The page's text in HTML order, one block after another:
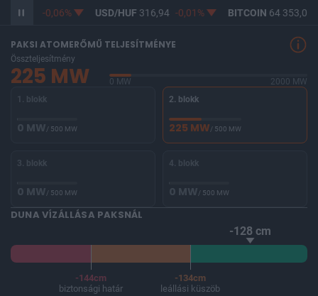
365,18 -0,06% USD/HUF 316,94 -0,01% BITCOIN 64 353,09
PAKSI ATOMERŐMŰ TELJESÍTMÉNYE
Összteljesítmény
225 MW 0 MW
2000 MW
1. blokk
0 MW/ 500 MW
2. blokk
225 MW/ 500 MW
3. blokk
0 MW/ 500 MW
4. blokk
0 MW/ 500 MW
DUNA VÍZÁLLÁSA PAKSNÁL
-128 cm
-144cm
biztonsági határ
-134cm
leállási küszöb